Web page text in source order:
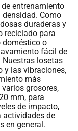
entrenamiento
Como
duraderas y
reciclado para
doméstico o
fácil de
losetas
y las vibraciones,
más
grosores,
mm, para
de impacto,
actividades de
en general.